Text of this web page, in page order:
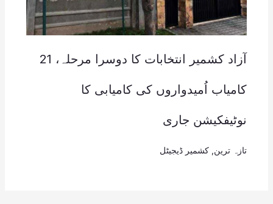
آزاد کشمیر انتخابات کا دوسرا مرحلہ، 21
کامیاب اُمیدواروں کی کامیابی کا
نوٹیفکیشن جاری
تازہ ترین کشمیر ڈیجیٹل